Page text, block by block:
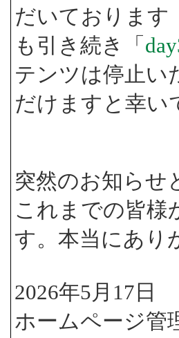
だいております
も引き続き「
テンツは停止い
だけますと幸い
突然のお知らせ
これまでの皆様
す。本当にあり
2026年5月17日
ホームページ管